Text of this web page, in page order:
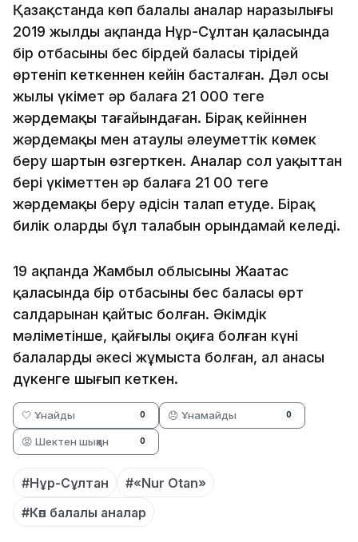
Қазақстанда көп балалы аналар наразылығы
2019 жылдың ақпанда Нұр-Сұлтан қаласында
бір отбасының бес бірдей баласы тірідей
өртеніп кеткеннен кейін басталған. Дәл осы
жылы үкімет әр балаға 21 000 теңге
жәрдемақы тағайындаған. Бірақ кейіннен
жәрдемақы мен атаулы әлеуметтік көмек
беру шартын өзгерткен. Аналар сол уақыттан
бері үкіметтен әр балаға 21 00 теңге
жәрдемақы беру әдісін талап етуде. Бірақ
билік олардың бұл талабын орындамай келеді.
19 ақпанда Жамбыл облысының Жаңатас
қаласында бір отбасының бес баласы өрт
салдарынан қайтыс болған. Әкімдік
мәліметінше, қайғылы оқиға болған күні
балалардың әкесі жұмыста болған, ал анасы
дүкенге шығып кеткен.
🤍 Ұнайды 0 😞 Ұнамайды 0
😡 Шектен шыққан 0
#Нұр-Сұлтан
#«Nur Otan»
#Көп балалы аналар